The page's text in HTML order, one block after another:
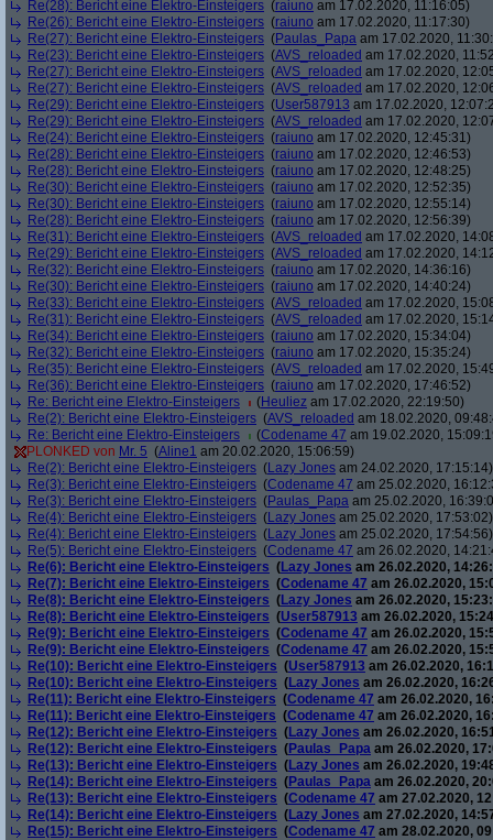
Re(28): Bericht eine Elektro-Einsteigers (raiuno am 17.02.2020, 11:16:05)
Re(26): Bericht eine Elektro-Einsteigers (raiuno am 17.02.2020, 11:17:30)
Re(27): Bericht eine Elektro-Einsteigers (Paulas_Papa am 17.02.2020,
Re(23): Bericht eine Elektro-Einsteigers (AVS_reloaded am 17.02.2020,
Re(27): Bericht eine Elektro-Einsteigers (AVS_reloaded am 17.02.2020,
Re(27): Bericht eine Elektro-Einsteigers (AVS_reloaded am 17.02.2020,
Re(29): Bericht eine Elektro-Einsteigers (User587913 am 17.02.2020,
Re(29): Bericht eine Elektro-Einsteigers (AVS_reloaded am 17.02.2020,
Re(24): Bericht eine Elektro-Einsteigers (raiuno am 17.02.2020, 12:45:31)
Re(28): Bericht eine Elektro-Einsteigers (raiuno am 17.02.2020, 12:46:53)
Re(28): Bericht eine Elektro-Einsteigers (raiuno am 17.02.2020, 12:48:25)
Re(30): Bericht eine Elektro-Einsteigers (raiuno am 17.02.2020, 12:52:35)
Re(30): Bericht eine Elektro-Einsteigers (raiuno am 17.02.2020, 12:55:14)
Re(28): Bericht eine Elektro-Einsteigers (raiuno am 17.02.2020, 12:56:39)
Re(31): Bericht eine Elektro-Einsteigers (AVS_reloaded am 17.02.2020,
Re(29): Bericht eine Elektro-Einsteigers (AVS_reloaded am 17.02.2020,
Re(32): Bericht eine Elektro-Einsteigers (raiuno am 17.02.2020, 14:36:16)
Re(30): Bericht eine Elektro-Einsteigers (raiuno am 17.02.2020, 14:40:24)
Re(33): Bericht eine Elektro-Einsteigers (AVS_reloaded am 17.02.2020,
Re(31): Bericht eine Elektro-Einsteigers (AVS_reloaded am 17.02.2020,
Re(34): Bericht eine Elektro-Einsteigers (raiuno am 17.02.2020, 15:34:04)
Re(32): Bericht eine Elektro-Einsteigers (raiuno am 17.02.2020, 15:35:24)
Re(35): Bericht eine Elektro-Einsteigers (AVS_reloaded am 17.02.2020,
Re(36): Bericht eine Elektro-Einsteigers (raiuno am 17.02.2020, 17:46:52)
Re: Bericht eine Elektro-Einsteigers
(Heuliez am 17.02.2020, 22:19:50)
Re(2): Bericht eine Elektro-Einsteigers (AVS_reloaded am 18.02.2020,
Re: Bericht eine Elektro-Einsteigers
(Codename 47 am 19.02.2020,
PLONKED von Mr. 5 (Aline1 am 20.02.2020, 15:06:59)
Re(2): Bericht eine Elektro-Einsteigers (Lazy Jones am 24.02.2020, 17:15:14)
Re(3): Bericht eine Elektro-Einsteigers (Codename 47 am 25.02.2020,
Re(3): Bericht eine Elektro-Einsteigers (Paulas_Papa am 25.02.2020,
Re(4): Bericht eine Elektro-Einsteigers (Lazy Jones am 25.02.2020, 17:53:02)
Re(4): Bericht eine Elektro-Einsteigers (Lazy Jones am 25.02.2020, 17:54:56)
Re(5): Bericht eine Elektro-Einsteigers (Codename 47 am 26.02.2020,
Re(6): Bericht eine Elektro-Einsteigers (Lazy Jones am 26.02.2020,
Re(7): Bericht eine Elektro-Einsteigers (Codename 47 am 26.02.2020,
Re(8): Bericht eine Elektro-Einsteigers (Lazy Jones am 26.02.2020,
Re(8): Bericht eine Elektro-Einsteigers (User587913 am 26.02.2020,
Re(9): Bericht eine Elektro-Einsteigers (Codename 47 am 26.02.2020,
Re(9): Bericht eine Elektro-Einsteigers (Codename 47 am 26.02.2020,
Re(10): Bericht eine Elektro-Einsteigers (User587913 am 26.02.2020,
Re(10): Bericht eine Elektro-Einsteigers (Lazy Jones am 26.02.2020,
Re(11): Bericht eine Elektro-Einsteigers (Codename 47 am 26.02.2020,
Re(11): Bericht eine Elektro-Einsteigers (Codename 47 am 26.02.2020,
Re(12): Bericht eine Elektro-Einsteigers (Lazy Jones am 26.02.2020,
Re(12): Bericht eine Elektro-Einsteigers (Paulas_Papa am 26.02.2020,
Re(13): Bericht eine Elektro-Einsteigers (Lazy Jones am 26.02.2020,
Re(14): Bericht eine Elektro-Einsteigers (Paulas_Papa am 26.02.2020,
Re(13): Bericht eine Elektro-Einsteigers (Codename 47 am 27.02.2020,
Re(14): Bericht eine Elektro-Einsteigers (Lazy Jones am 27.02.2020,
Re(15): Bericht eine Elektro-Einsteigers (Codename 47 am 28.02.2020,